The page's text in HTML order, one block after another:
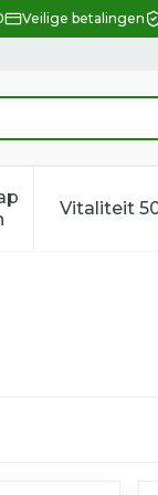
Veilige betalingen
en hygiëne
voeding en
voor
Vitaliteit